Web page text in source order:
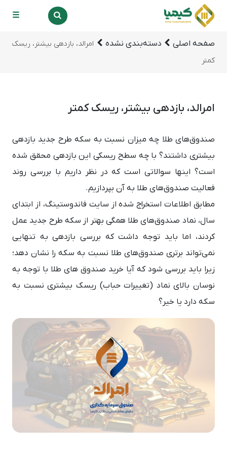
☰
صفحه اصلی دسته‌بندی نشده
امرالد، بازدهی بیشتر، ریسک
کمتر
امرالد، بازدهی بیشتر، ریسک کمتر
صندوق‌های طلا چه میزان نسبت به سکه طرح جدید بازدهی
بیشتری داشتند؟ با چه سطح ریسکی این بازدهی محقق شده
است؟ اینها سوالاتی است که در نظر داریم با بررسی روند
فعالیت صندوق‌های طلا به آن بپردازیم.
مطابق اطلاعات استخراج شده از سایت فاندوستینگ، از ابتدای
سال، نماد صندوق‌های طلا همگی بهتر از سکه طرح جدید عمل
کردند، اما باید توجه داشت که بررسی بازدهی به تنهایی
نمی‌تواند برتری صندوق‌های طلا نسبت به سکه را نشان دهد؛
زیرا باید بررسی شود که آیا خرید صندوق های طلا با توجه به
نوسان بالای نماد (تغییرات حباب) ریسک بیشتری نسبت به
سکه دارد یا خیر؟